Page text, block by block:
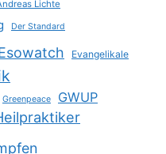
Lichte
Der Standard
Evangelikale
Greenpeace GWUP